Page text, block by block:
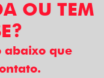
OU TEM
abaixo que